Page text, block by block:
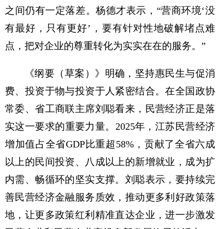
之间仍有一定落差。杨德才表示，“营商环境‘没
有最好，只有更好’，要有针对性地破解堵点难
点，把对企业的尊重转化为实实在在的服务。”
《纲要（草案）》明确，坚持惠民生与促消
费、投资于物与投资于人紧密结合。在全国政协
常委、省工商联主席刘聪看来，民营经济正是落
实这一要求的重要力量。2025年，江苏民营经济
增加值占全省GDP比重超58%，贡献了全省六成
以上的民间投资、八成以上的新增就业，成为扩
内需、畅循环的坚实支撑。刘聪表示，要持续完
善民营经济金融服务质效，推动更多利好政策落
地，让更多政策红利精准直达企业，进一步激发